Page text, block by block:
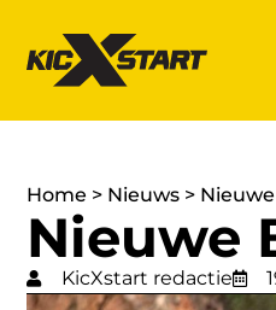
Home > Nieuws > Nieuwe
Nieuwe
KicXstart redactie